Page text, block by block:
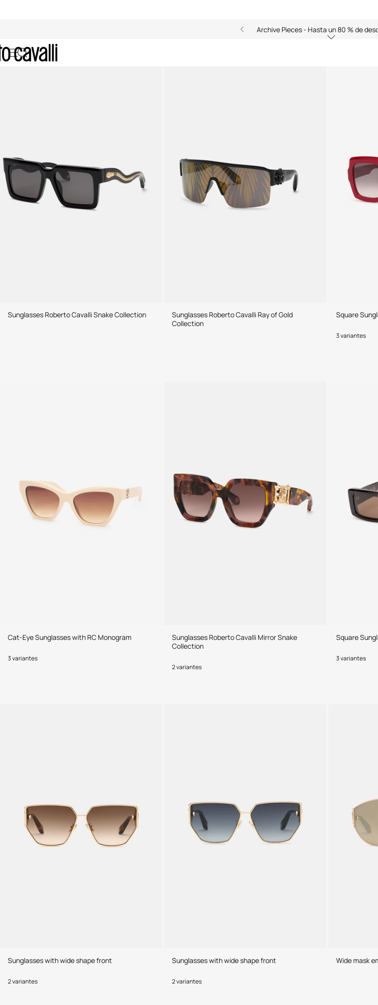
Archive Pieces - Hasta un 80 % de
Archive: Gafas de Sol de Mujer
Sunglasses Roberto Cavalli Snake Collection
Sunglasses Roberto Cavalli Ray of Gold
Collection
Square
3 variantes
Cat-Eye Sunglasses with RC Monogram
3 variantes
Sunglasses Roberto Cavalli Mirror Snake
Collection
2 variantes
Square
3 variantes
Sunglasses with wide shape front
2 variantes
Sunglasses with wide shape front
2 variantes
Wide mask